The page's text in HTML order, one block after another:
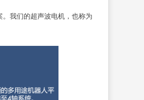
我们的超声波电机，也称为